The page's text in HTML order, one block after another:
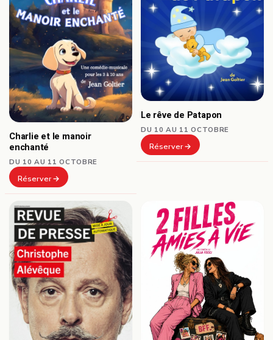
Charlie et le manoir
enchanté
DU 10 AU 11 OCTOBRE
Réserver
Le rêve de Patapon
DU 10 AU 11 OCTOBRE
Réserver